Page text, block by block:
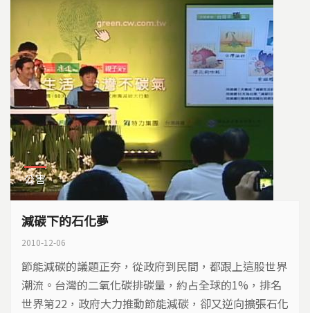
公害
減碳下的石化夢
2010-12-06
節能減碳的議題正夯，從政府到民間，都跟上這股世界
潮流。台灣的二氧化碳排碳量，約占全球的1%，排名
世界第22，政府大力推動節能減碳，卻又逆向擴張石化